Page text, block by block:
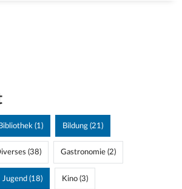
Bibliothek (1) Bildung (21)
(38) Gastronomie (2)
Jugend (18) Kino (3)